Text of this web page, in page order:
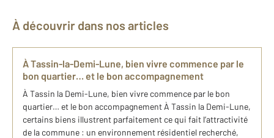
À découvrir dans nos articles
À Tassin-la-Demi-Lune, bien vivre commence par le
bon quartier… et le bon accompagnement
À Tassin la Demi-Lune, bien vivre commence par le bon
quartier… et le bon accompagnement À Tassin la Demi-Lune,
certains biens illustrent parfaitement ce qui fait l’attractivité
de la commune : un environnement résidentiel recherché,